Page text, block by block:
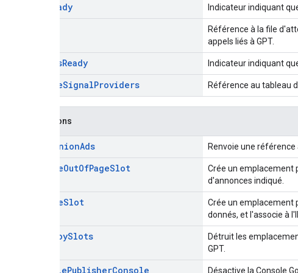
Ready Indicateur indiquant
Référence à la file
appels liés à GPT.
pubadsReady Indicateur indiquant
secureSignalProviders Référence au tableau
Fonctions
companionAds Renvoie une référence
defineOutOfPageSlot
Crée un emplacement
d'annonces indiqué.
defineSlot
Crée un emplacement
donnés, et l'associe à
destroySlots
Détruit les
GPT.
disablePublisherConsole Désactive la Console